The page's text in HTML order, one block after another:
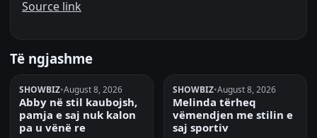
Source link
Të ngjashme
SHOWBIZ•August 8, 2026
Abby në stil kaubojsh,
pamja e saj nuk kalon
pa u vënë re
SHOWBIZ•August 8, 2026
Melinda tërheq
vëmendjen me stilin e
saj sportiv